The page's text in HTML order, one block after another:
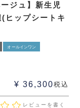
ジュ】新生児
ヒップシートキ
オールインワン
¥ 36,300税込
レビューを書く